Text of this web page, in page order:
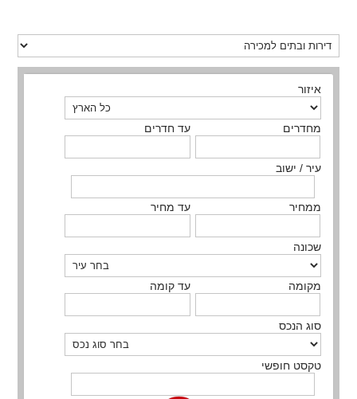
איזור
מחדרים עד חדרים
עיר / ישוב
ממחיר עד מחיר
שכונה
מקומה עד קומה
סוג הנכס
טקסט חופשי